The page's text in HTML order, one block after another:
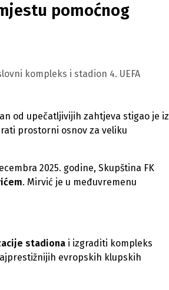
pomoćnog
kompleks i stadion 4. UEFA
od upečatljivijih zahtjeva stigao je iz
prostorni osnov za veliku
2025. godine, Skupština FK
. Mirvić je u međuvremenu
stadiona i izgraditi kompleks
evropskih klupskih